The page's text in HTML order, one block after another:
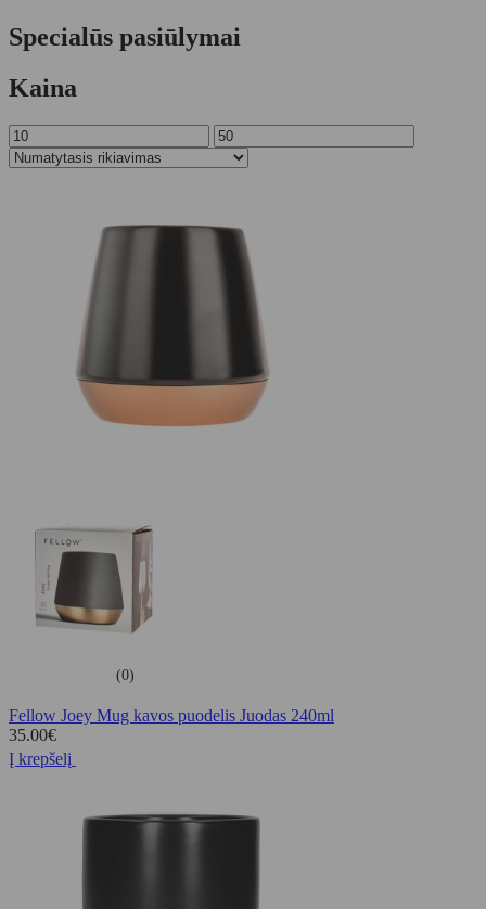
Specialūs pasiūlymai
Kaina
(0)
Fellow Joey Mug kavos puodelis Juodas 240ml
35.00€
Į krepšelį